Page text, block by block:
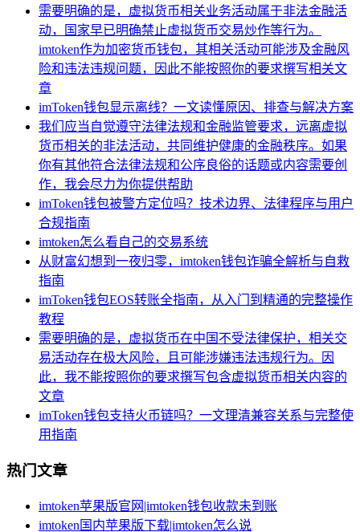
需要明确的是，虚拟货币相关业务活动属于非法金融活
动，国家早已明确禁止虚拟货币交易炒作等行为。
imtoken作为加密货币钱包，其相关活动可能涉及金融风
险和违法违规问题，因此不能按照你的要求撰写相关文
章
imToken钱包显示离线？一文读懂原因、排查与解决方案
我们应当自觉遵守法律法规和金融监管要求，远离虚拟
货币相关的非法活动，共同维护健康的金融秩序。如果
你有其他符合法律法规和公序良俗的话题或内容需要创
作，我会尽力为你提供帮助
imToken钱包被警方定位吗？技术边界、法律程序与用户
合规指南
imtoken怎么看自己的交易系统
从财富幻想到一夜归零，imtoken钱包诈骗全解析与自救
指南
imToken钱包EOS转账全指南，从入门到精通的完整操作
教程
需要明确的是，虚拟货币在中国不受法律保护，相关交
易活动存在极大风险，且可能涉嫌违法违规行为。因
此，我不能按照你的要求撰写包含虚拟货币相关内容的
文章
imToken钱包支持火币链吗？一文理清兼容关系与完整使
用指南
热门文章
imtoken苹果版官网|imtoken钱包收款未到账
imtoken国内苹果版下载|imtoken怎么说